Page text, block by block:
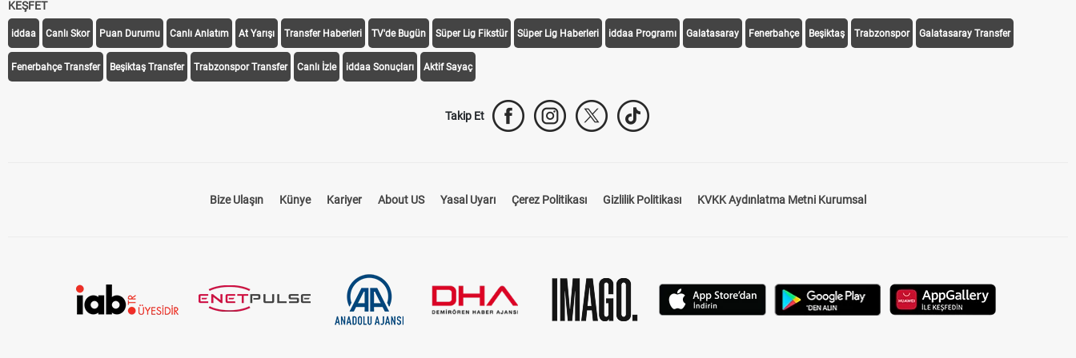
KEŞFET
iddaa Canlı Skor Puan Durumu Canlı Anlatım At Yarışı Transfer Haberleri TV'de Bugün Süper Lig Fikstür Süper Lig Haberleri iddaa Programı Galatasaray Fenerbahçe Beşiktaş Trabzonspor Galatasaray Transfer
Fenerbahçe Transfer Beşiktaş Transfer Trabzonspor Transfer Canlı İzle iddaa Sonuçları Aktif Sayaç
Takip Et
Bize Ulaşın Künye Kariyer About US Yasal Uyarı Çerez Politikası Gizlilik Politikası KVKK Aydınlatma Metni Kurumsal